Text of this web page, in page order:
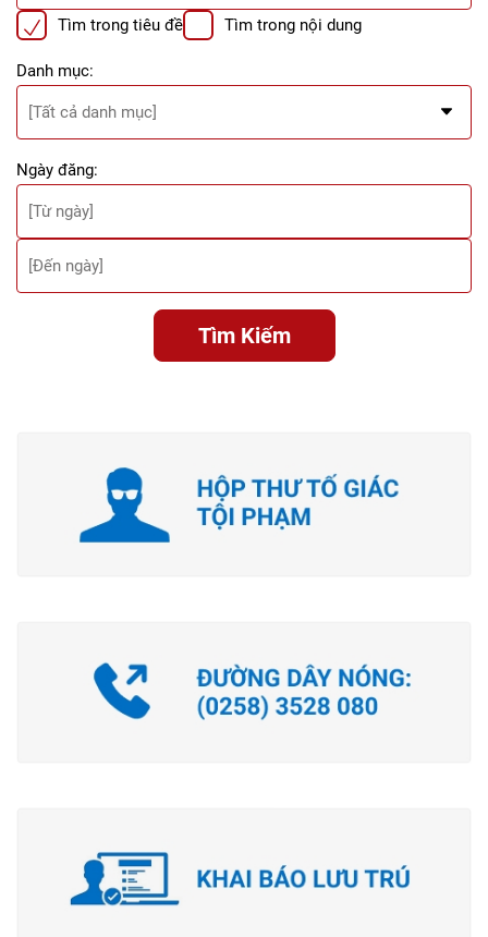
Tìm trong tiêu đề Tìm trong nội dung
Danh mục:
Ngày đăng:
Tìm Kiếm